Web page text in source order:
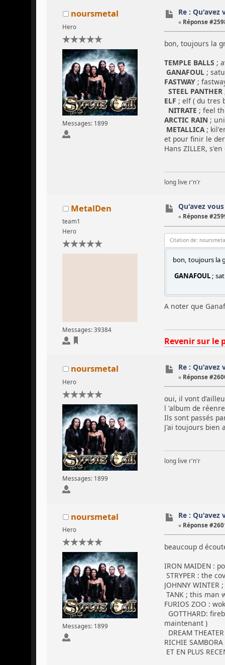
noursmetal
Hero
Messages: 1899
Re :
« Réponse
bon, toujours la
TEMPLE BALLS ;
GANAFOUL;
FASTWAY;
STEEL PANTHER
ELF ; elf ( du tres
NITRATE ; feel
ARCTIC RAIN ;
METALLICA;
et pour finir le
Hans ZILLER,
long live r'n'r
MetalDen
team1
Hero
Messages: 39384
Qu'avez
« Réponse
Citation de:
bon, toujours la
GANAFOUL;
A noter que
Revenir sur le
noursmetal
Hero
Messages: 1899
Re :
« Réponse
oui, il vont
l 'album de
Ils sont passés
J'ai toujours bien
long live r'n'r
noursmetal
Hero
Messages: 1899
Re :
« Réponse
beaucoup d
IRON MAIDEN :
STRYPER : the
JOHNNY
TANK ; this man
FURIOS ZOO :
GOTTHARD:
maintenant )
DREAM
RICHIE
ET EN PLUS